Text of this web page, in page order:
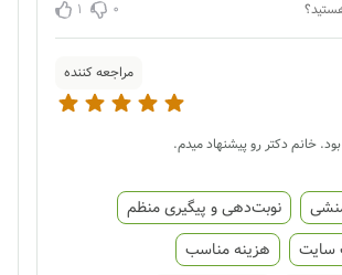
0
1
مراجعه کننده
خانم دکتر رو پیشنهاد میدم.
نوبت‌دهی و پیگیری منظم
سایت
هزینه مناسب